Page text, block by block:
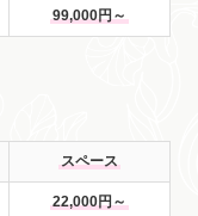
99,000円～
スペース
22,000円～